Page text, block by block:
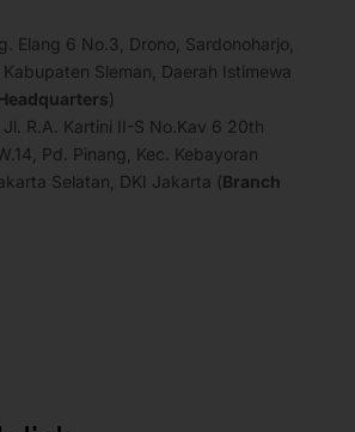
e
d
i
n
a
d
s
Elang 6 No.3, Drono, Sardonoharjo,
Sleman, Daerah Istimewa
)
Jl. R.A. Kartini II-S No.Kav 6 20th
Pd. Pinang, Kec. Kebayoran
Selatan, DKI Jakarta (Branch